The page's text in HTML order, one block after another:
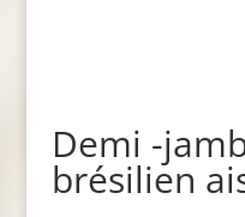
Demi -
brésilien